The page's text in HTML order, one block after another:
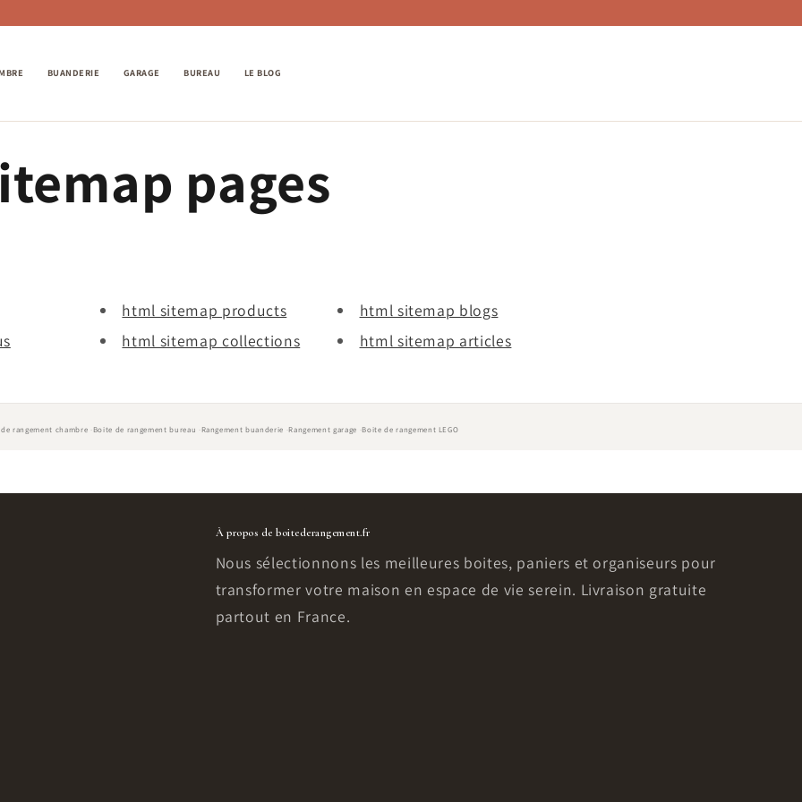
BUANDERIE GARAGE BUREAU LE BLOG
pages
html sitemap products
html sitemap collections
html sitemap blogs
html sitemap articles
rangement chambre Boite de rangement bureau Rangement buanderie Rangement garage Boite de rangement LEGO
À propos de boitederangement.fr
Nous sélectionnons les meilleures boites, paniers et organiseurs pour
transformer votre maison en espace de vie serein. Livraison gratuite
partout en France.